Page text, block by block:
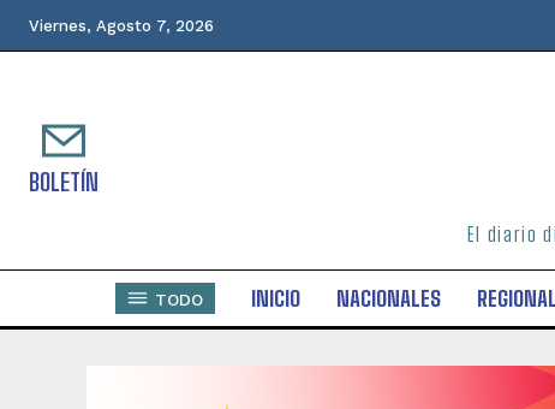
Viernes, Agosto 7, 2026
BOLETÍN
El diario
TODO INICIO NACIONALES